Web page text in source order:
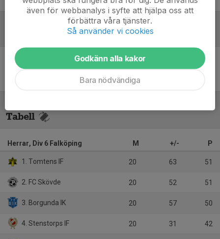
Inget referat skrivet
Tabell
Herrar, Div 6 Falköping M +/- P
1. Tomtens IF 20 63 51
2. FC Skövde 20 52 51
3. Borgunda IK 20 57 50
4. Stenstorps IF 20 31 42
även för webbanalys i syfte att hjälpa oss att
förbättra våra tjänster.
Så använder vi cookies
Godkänn alla kakor
Bara nödvändiga